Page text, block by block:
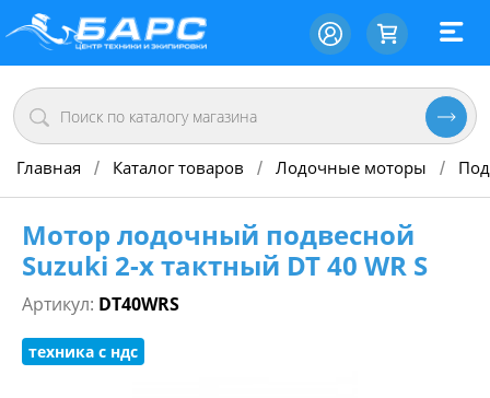
Главная / Каталог товаров / Лодочные моторы /
Мотор лодочный подвесной
Suzuki 2-х тактный DT 40 WR S
Артикул: DT40WRS
техника с ндс